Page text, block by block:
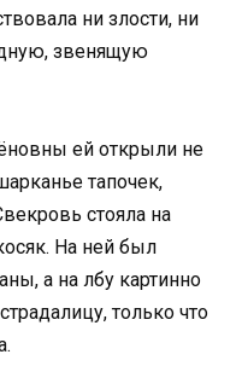
ни злости, ни
звенящую
ей открыли не
тапочек,
стояла на
На ней был
а на лбу картинно
только что